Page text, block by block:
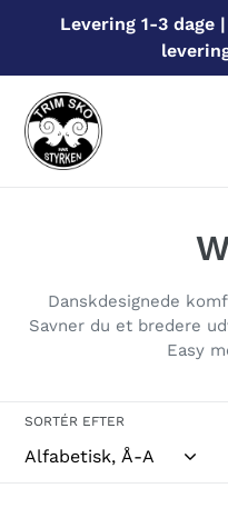
Levering 1-3 dage
S
a
m
l
n
Danskdesignede
Savner du et bredere
Easy
SORTÉR EFTER